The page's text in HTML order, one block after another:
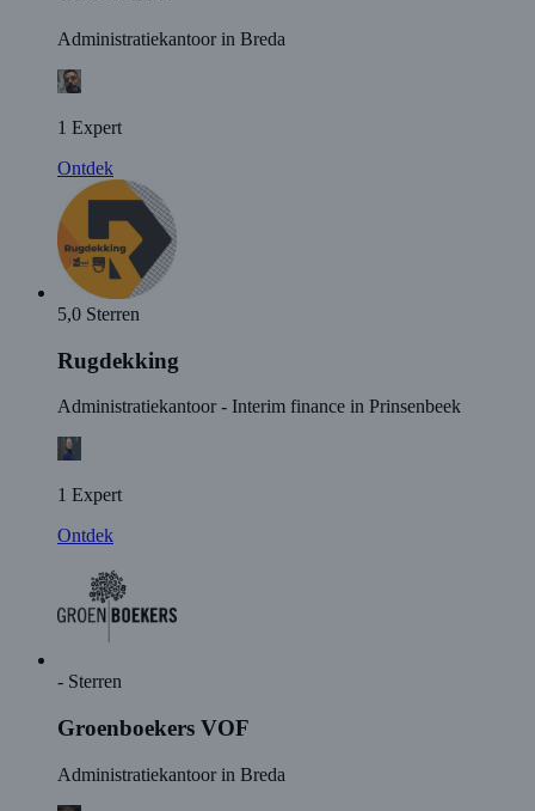
Administratiekantoor in Breda
1 Expert
Ontdek
5,0 Sterren
Rugdekking
Administratiekantoor - Interim finance in Prinsenbeek
1 Expert
Ontdek
- Sterren
Groenboekers VOF
Administratiekantoor in Breda